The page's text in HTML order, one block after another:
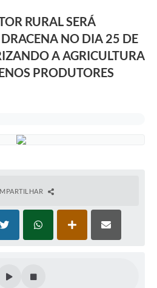
RURAL SERÁ
NO DIA 25 DE
A AGRICULTURA
PRODUTORES